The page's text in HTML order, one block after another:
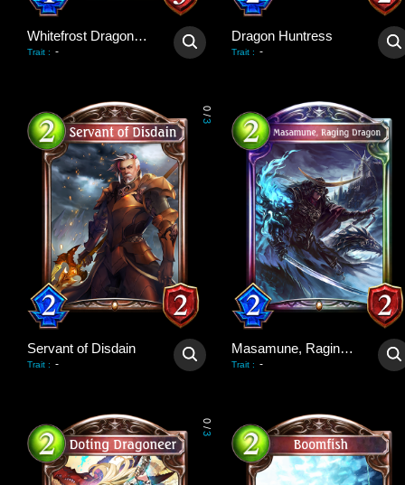
Whitefrost Dragonewt Filene
Trait : -
Dragon Huntress
Trait : -
0
/
3
Servant of Disdain
Trait : -
Masamune, Raging Dragon
Trait : -
0
/
3